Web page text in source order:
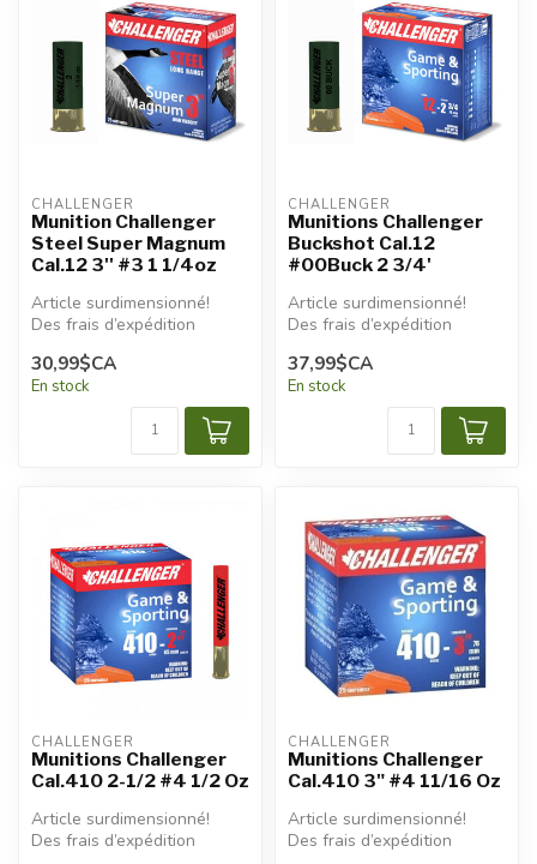
CHALLENGER
Munition Challenger
Steel Super Magnum
Cal.12 3'' #3 1 1/4oz
Article surdimensionné!
Des frais d’expédition
appliqués.
30,99$CA
En stock
CHALLENGER
Munitions Challenger
Buckshot Cal.12
#00Buck 2 3/4'
Article surdimensionné!
Des frais d’expédition
appliqués.
37,99$CA
En stock
CHALLENGER
Munitions Challenger
Cal.410 2-1/2 #4 1/2 Oz
Article surdimensionné!
Des frais d’expédition
CHALLENGER
Munitions Challenger
Cal.410 3" #4 11/16 Oz
Article surdimensionné!
Des frais d’expédition